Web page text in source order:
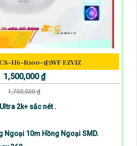
H6-R100-1J5WF EZVIZ
1,500,000 ₫
1,700,000 ₫
Ultra 2k+ sắc nét .
Ngoại 10m Hồng Ngoại SMD.